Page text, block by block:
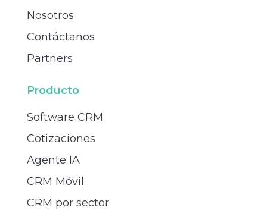
Nosotros
Contáctanos
Partners
Producto
Software CRM
Cotizaciones
Agente IA
CRM Móvil
CRM por sector